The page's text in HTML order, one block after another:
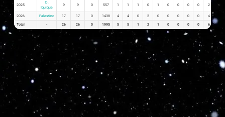
2025
D.
Iquique
9 9 0 557 1 1 1 0 1 0 0 0 0 2 0.11
2026 Palestino 17 17 0 1438 4 4 0 2 0 0 0 0 0 4
Total - 26 26 0 1995 5 5 1 2 1 0 0 0 0 6